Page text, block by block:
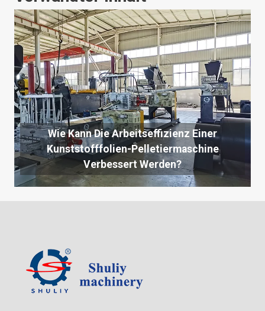
Wie Kann Die Arbeitseffizienz Einer
Kunststofffolien-Pelletiermaschine
Verbessert Werden?